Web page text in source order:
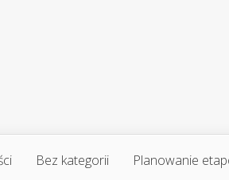
Bez kategorii Planowanie